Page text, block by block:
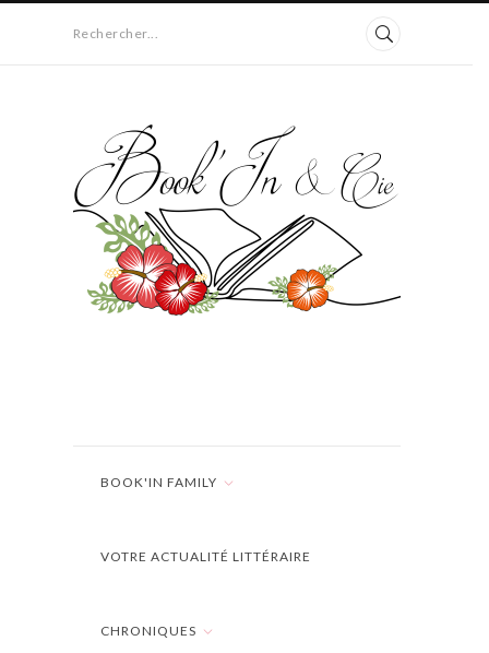
Rechercher...
BOOK'IN FAMILY
VOTRE ACTUALITÉ LITTÉRAIRE
CHRONIQUES